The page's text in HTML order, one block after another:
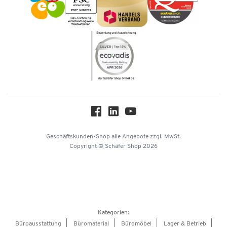
Kataloge
Geschäftskunden-Shop alle Angebote zzgl. MwSt.
Copyright © Schäfer Shop 2026
Kategorien:
Büroausstattung
Büromaterial Büromöbel Lager & Betrieb